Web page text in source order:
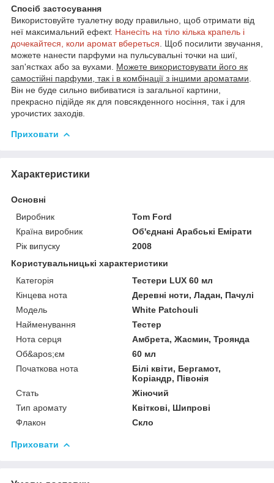
Спосіб застосування
Використовуйте туалетну воду правильно, щоб отримати від
неї максимальний ефект. Нанесіть на тіло кілька крапель і
дочекайтеся, коли аромат вбереться . Щоб посилити звучання,
можете нанести парфуми на пульсувальні точки на шиї,
зап'ястках або за вухами. Можете використовувати його як
самостійні парфуми, так і в комбінації з іншими ароматами
Він не буде сильно вибиватися із загальної картини,
прекрасно підійде як для повсякденного носіння, так і для
урочистих заходів.
Приховати
Характеристики
Основні
Виробник
Tom Ford
Країна виробник
Об'єднані Арабські Емірати
Рік випуску
2008
Користувальницькі характеристики
Категорія
Тестери LUX 60 мл
Кінцева нота
Деревні ноти, Ладан, Пачулі
Мoдель
White Patchouli
Найменування
Тестер
Нота серця
Амбрета, Жасмин, Троянда
Об&apos;єм
60 мл
Початкова нота
Білі квіти, Бергамот,
Коріандр, Півонія
Стать
Жіночий
Тип аромату
Квіткові, Шипрові
Флакон
Скло
Приховати